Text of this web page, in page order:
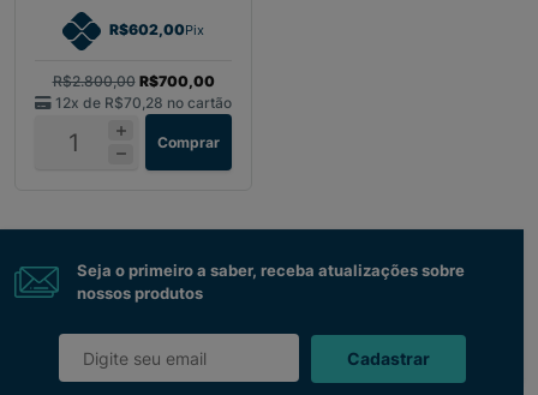
R$602,00Pix
R$2.800,00 R$700,00
12x de R$70,28 no cartão
Comprar
Seja o primeiro a saber, receba atualizações sobre
nossos produtos
Cadastrar